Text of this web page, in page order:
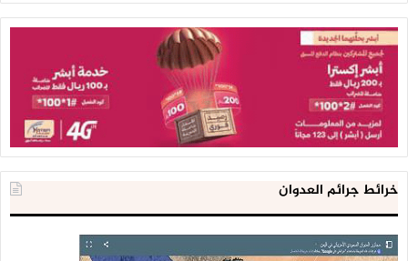
خرائط جرائم العدوان